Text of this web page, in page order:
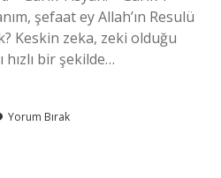
şefaat ey Allah’ın Resulü
Keskin zeka, zeki olduğu
bir şekilde…
Yorum Bırak